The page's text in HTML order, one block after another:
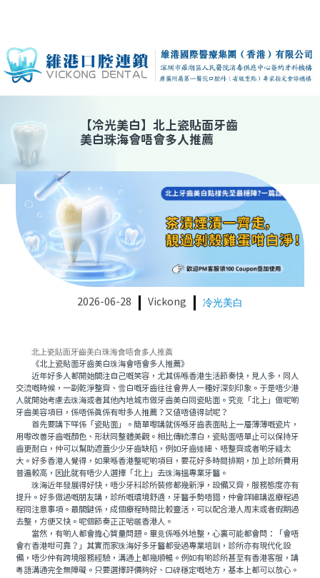
【冷光美白】 北上瓷貼面牙齒
美白珠海會唔會多人推薦
2026-06-28 Vickong 冷光美白
北上瓷貼面牙齒美白珠海會唔會多人推薦
《北上瓷貼面牙齒美白珠海會唔會多人推薦》
近年好多人都開始關注自己嘅笑容，尤其係喺香港生活節奏快，見人多，同人
交流嘅時候，一副乾淨整齊、雪白嘅牙齒往往會畀人一種好深刻印象。于是唔少港
人就開始考慮去珠海或者其他內地城市做牙齒美白同瓷貼面。究竟「北上」做呢啲
牙齒美容項目，係唔係真係有咁多人推薦？又值唔值得試呢？
首先要講下咩係「瓷貼面」。簡單嚟講就係喺牙齒表面貼上一層薄薄嘅瓷片，
用嚟改善牙齒嘅顏色、形狀同整體美觀。相比傳統漂白，瓷貼面唔單止可以保持牙
齒更耐白，仲可以幫助遮蓋少少牙齒缺陷，例如牙齒矮細、唔整齊或者啲牙縫太
大。好多香港人覺得，如果喺香港整呢啲項目，要花好多時間排期，加上診所費用
普遍較高，因此就有唔少人選擇「北上」去珠海搵專業牙醫。
珠海近年發展得好快，唔少牙科診所裝修都幾新淨，設備又齊，服務態度亦有
提升。好多做過嘅朋友講，診所嘅環境舒適，牙醫手勢唔錯，仲會詳細講返療程過
程同注意事項。最關鍵係，成個療程時間比較靈活，可以配合港人周末或者假期過
去整，方便又快。呢個節奏正正啱曬香港人。
當然，有啲人都會擔心質量問題。畢竟係喺外地整，心裏可能都會問：「會唔
會冇香港咁可靠？」其實而家珠海好多牙醫都受過專業培訓，診所亦有現代化設
備，唔少仲有跨境服務經驗，溝通上都幾順暢。例如有啲診所甚至有香港客服，講
粵語溝通完全無障礙。只要選擇評價夠好、口碑穩定嘅地方，基本上都可以放心。